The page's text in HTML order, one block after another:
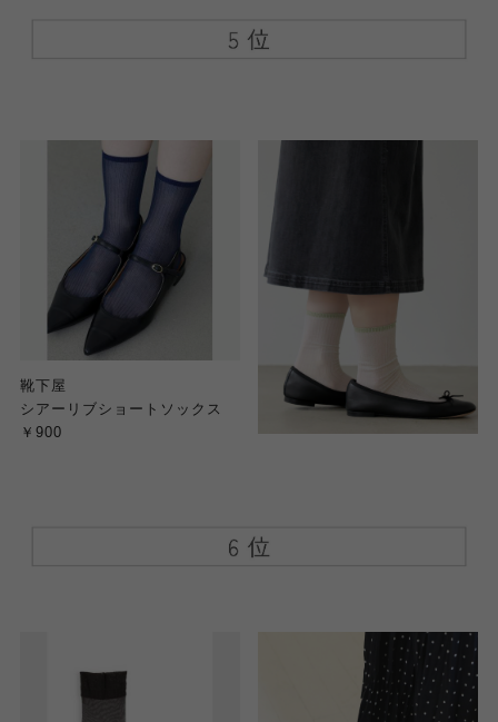
靴下屋
シアーリブショートソックス
￥900